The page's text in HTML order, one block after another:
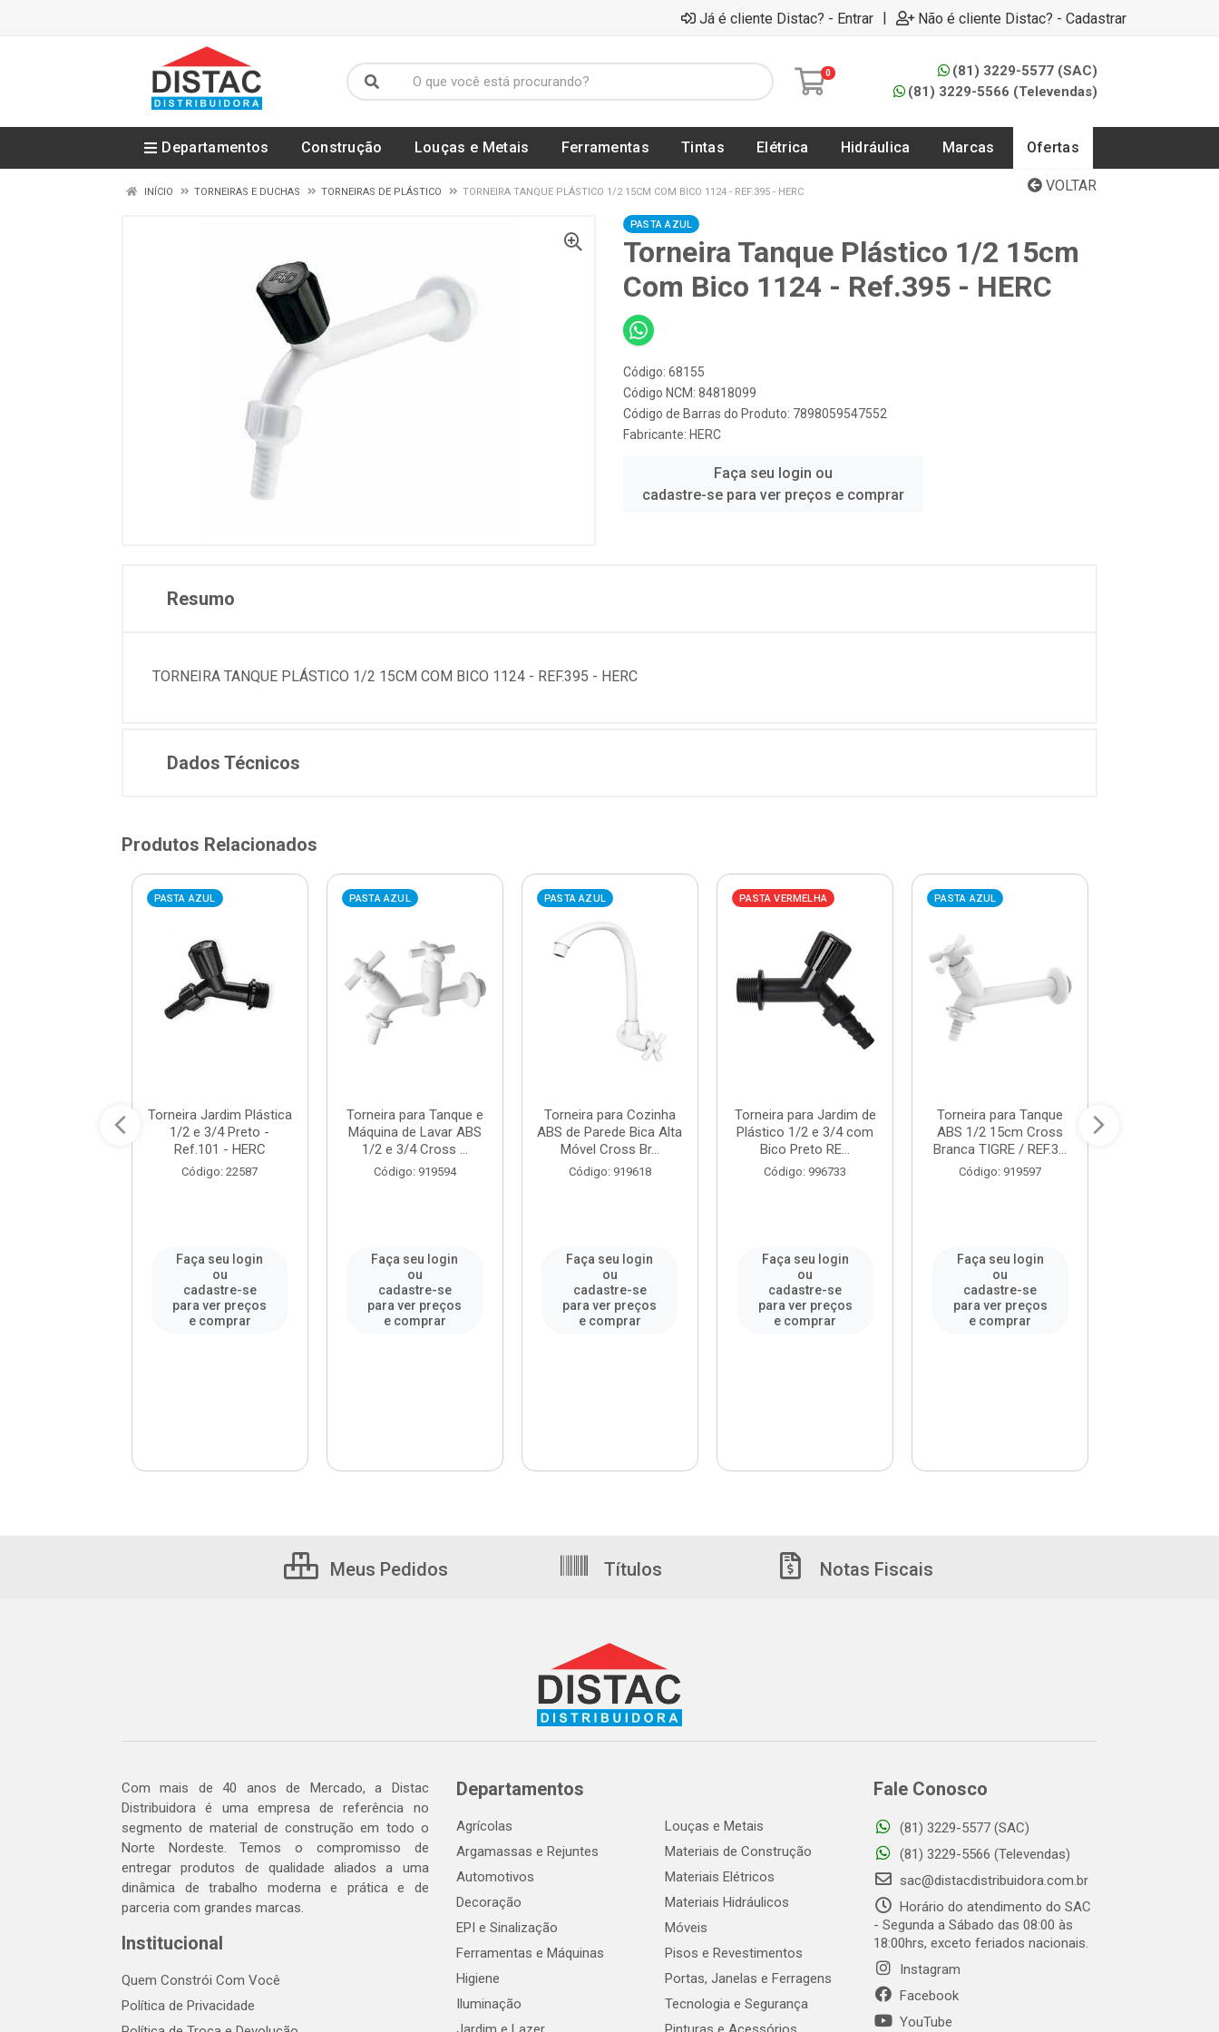
Já é cliente Distac? - Entrar | Não é cliente Distac? - Cadastrar
0
(81) 3229-5577 (SAC)
(81) 3229-5566 (Televendas)
Departamentos Construção Louças e Metais Ferramentas Tintas Elétrica Hidráulica Marcas Ofertas
VOLTAR
INÍCIO TORNEIRAS E DUCHAS TORNEIRAS DE PLÁSTICO TORNEIRA TANQUE PLÁSTICO 1/2 15CM COM BICO 1124 - REF.395 - HERC
PASTA AZUL
Torneira Tanque Plástico 1/2 15cm
Com Bico 1124 - Ref.395 - HERC
Código: 68155
Código NCM: 84818099
Código de Barras do Produto: 7898059547552
Fabricante: HERC
Faça seu login ou
cadastre-se para ver preços e comprar
Resumo
TORNEIRA TANQUE PLÁSTICO 1/2 15CM COM BICO 1124 - REF.395 - HERC
Dados Técnicos
Produtos Relacionados
PASTA AZUL
Torneira Jardim Plástica
1/2 e 3/4 Preto -
Ref.101 - HERC
Código: 22587
Faça seu login
ou
cadastre-se
para ver preços
e comprar
PASTA AZUL
Torneira para Tanque e
Máquina de Lavar ABS
1/2 e 3/4 Cross ...
Código: 919594
Faça seu login
ou
cadastre-se
para ver preços
e comprar
PASTA AZUL
Torneira para Cozinha
ABS de Parede Bica Alta
Móvel Cross Br...
Código: 919618
Faça seu login
ou
cadastre-se
para ver preços
e comprar
PASTA VERMELHA
Torneira para Jardim de
Plástico 1/2 e 3/4 com
Bico Preto RE...
Código: 996733
Faça seu login
ou
cadastre-se
para ver preços
e comprar
PASTA AZUL
Torneira para Tanque
ABS 1/2 15cm Cross
Branca TIGRE / REF.3...
Código: 919597
Faça seu login
ou
cadastre-se
para ver preços
e comprar
Meus Pedidos Títulos Notas Fiscais
Com mais de 40 anos de Mercado, a Distac
Distribuidora é uma empresa de referência no
segmento de material de construção em todo o
Norte Nordeste. Temos o compromisso de
entregar produtos de qualidade aliados a uma
dinâmica de trabalho moderna e prática e de
parceria com grandes marcas.
Institucional
Quem Constrói Com Você
Política de Privacidade
Departamentos
Agrícolas
Argamassas e Rejuntes
Automotivos
Decoração
EPI e Sinalização
Ferramentas e Máquinas
Higiene
Iluminação
Louças e Metais
Materiais de Construção
Materiais Elétricos
Materiais Hidráulicos
Móveis
Pisos e Revestimentos
Portas, Janelas e Ferragens
Tecnologia e Segurança
Fale Conosco
(81) 3229-5577 (SAC)
(81) 3229-5566 (Televendas)
sac@distacdistribuidora.com.br
Horário do atendimento do SAC
- Segunda a Sábado das 08:00 às
18:00hrs, exceto feriados nacionais.
Instagram
Facebook
YouTube